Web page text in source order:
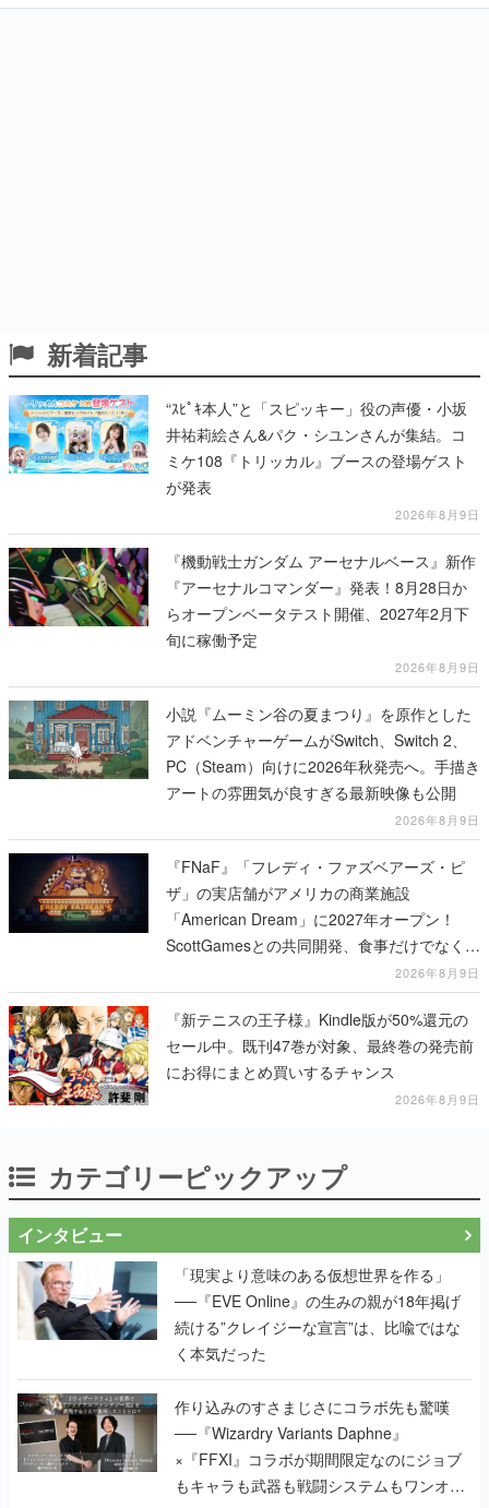
新着記事
“ｽﾋﾟｷ本人”と「スピッキー」役の声優・小坂
井祐莉絵さん&パク・シユンさんが集結。コ
ミケ108『トリッカル』ブースの登場ゲスト
が発表
2026年8月9日
『機動戦士ガンダム アーセナルベース』新作
『アーセナルコマンダー』発表！8月28日か
らオープンベータテスト開催、2027年2月下
旬に稼働予定
2026年8月9日
小説『ムーミン谷の夏まつり』を原作とした
アドベンチャーゲームがSwitch、Switch 2、
PC（Steam）向けに2026年秋発売へ。手描き
アートの雰囲気が良すぎる最新映像も公開
2026年8月9日
『FNaF』「フレディ・ファズベアーズ・ピ
ザ」の実店舗がアメリカの商業施設
「American Dream」に2027年オープン！
ScottGamesとの共同開発、食事だけでなくス
テージショーや没入型のホラー体験も楽しめ
る
2026年8月9日
『新テニスの王子様』Kindle版が50%還元の
セール中。既刊47巻が対象、最終巻の発売前
にお得にまとめ買いするチャンス
2026年8月9日
カテゴリーピックアップ
インタビュー
「現実より意味のある仮想世界を作る」
──『EVE Online』の生みの親が18年掲げ
続ける”クレイジーな宣言”は、比喩ではな
く本気だった
作り込みのすさまじさにコラボ先も驚嘆
──『Wizardry Variants Daphne』
×『FFXI』コラボが期間限定なのにジョブ
もキャラも武器も戦闘システムもワンオフ